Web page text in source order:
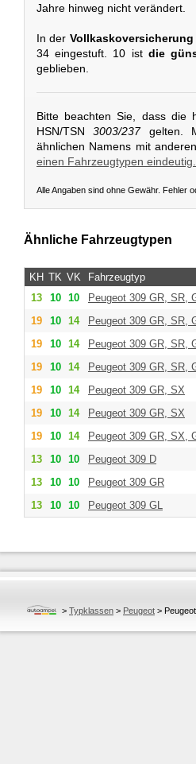
Jahre hinweg nicht verändert.
In der Vollkaskoversicherung
34 eingestuft. 10 ist die
geblieben.
Bitte beachten Sie, dass die
HSN/TSN3003/237gelten.
ähnlichen Namens mit
einen Fahrzeugtypen eindeutig.
Alle Angaben sind ohne Gewähr. Fehler
Ähnliche Fahrzeugtypen
KH TK VK Fahrzeugtyp
13
10 10 Peugeot 309 GR, SR,
19
10 14 Peugeot 309 GR, SR,
19
10 14 Peugeot 309 GR, SR,
19
10 14 Peugeot 309 GR, SR,
19
10 14 Peugeot 309 GR, SX
19
10 14 Peugeot 309 GR, SX
19
10 14 Peugeot 309 GR, SX,
13
10 10 Peugeot 309 D
13
10 10 Peugeot 309 GR
13
10 10 Peugeot 309 GL
> Typklassen > Peugeot >